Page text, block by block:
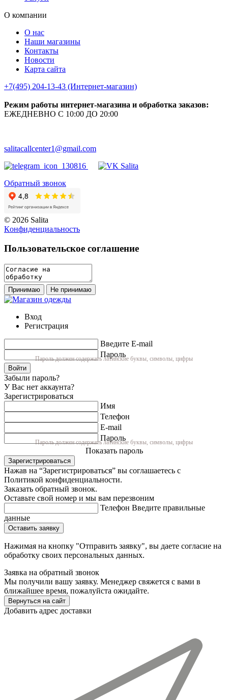
О компании
О нас
Наши магазины
Контакты
Новости
Карта сайта
+7(495) 204-13-43 (Интернет-магазин)
Режим работы интернет-магазина и обработка заказов:
ЕЖЕДНЕВНО С 10:00 ДО 20:00
salitacallcenter1@gmail.com
Обратный звонок
© 2026 Salita
Кoнфидeнциaльнoсть
Пользовательское соглашение
Принимаю Не принимаю
Вход
Регистрация
Введите E-mail
Пароль
Пароль должен содержать латинские буквы, символы, цифры
Войти
Забыли пароль?
У Вас нет аккаунта?
Зарегистрироваться
Имя
Телефон
E-mail
Пароль
Пароль должен содержать латинские буквы, символы, цифры
Показать пароль
Зарегистрироваться
Нажав на “Зарегистрироваться” вы соглашаетесь с
Политикой конфиденциальности.
Заказать обратный звонок.
Оставьте свой номер и мы вам перезвоним
Телефон Введите правильные
данные
Оставить заявку
Нажимая на кнопку "Отправить заявку", вы даете согласие на
обработку своих персональных данных.
Заявка на обратный звонок
Мы получили вашу заявку. Менеджер свяжется с вами в
ближайшее время, пожалуйста ожидайте.
Вернуться на сайт
Добавить адрес доставки